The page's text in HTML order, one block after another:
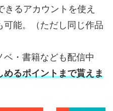
きるアカウントを使え
能。（ただし同じ作品
ベ・書籍なども配信中
るポイントまで貰えま